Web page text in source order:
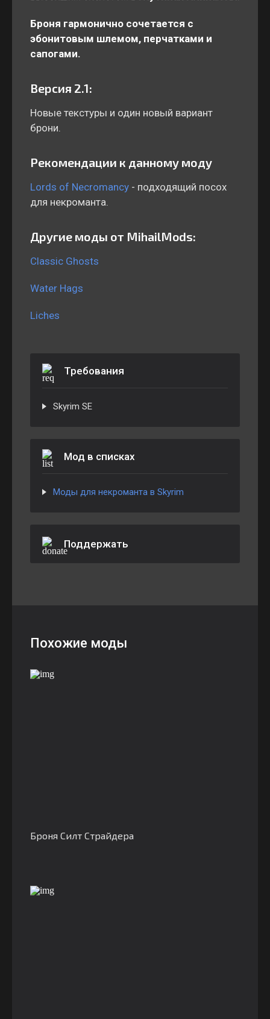
Броня гармонично сочетается с
эбонитовым шлемом, перчатками и
сапогами.
Версия 2.1:
Новые текстуры и один новый вариант
брони.
Рекомендации к данному моду
Lords of Necromancy - подходящий посох
для некроманта.
Другие моды от MihailMods:
Classic Ghosts
Water Hags
Liches
Требования
Skyrim SE
Мод в списках
Моды для некроманта в Skyrim
Поддержать
Похожие моды
Броня Силт Страйдера